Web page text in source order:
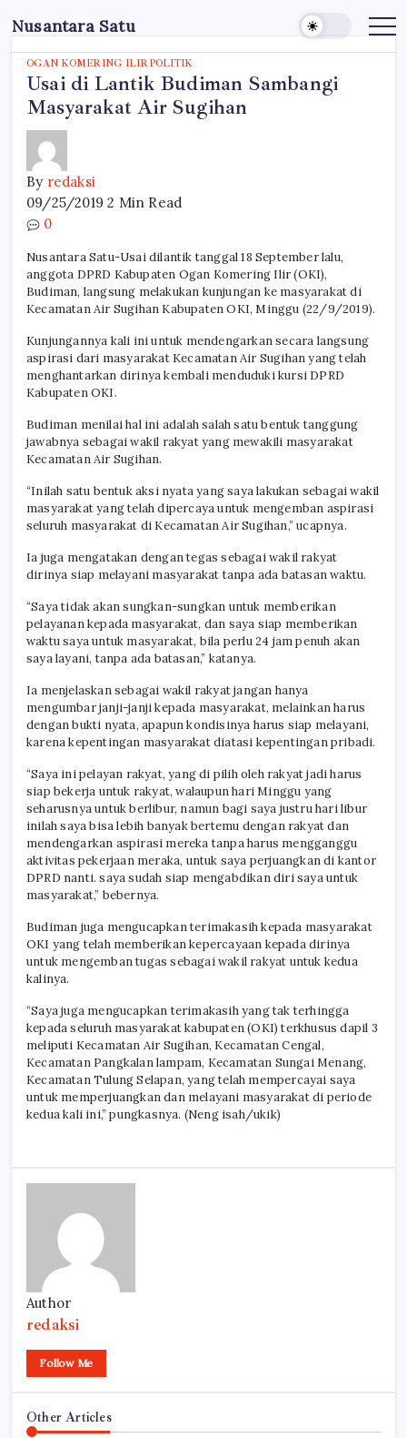
to
content
Nusantara Satu
Berita
Nusantara
OGAN KOMERING ILIRPOLITIK
Usai di Lantik Budiman Sambangi
Masyarakat Air Sugihan
By redaksi
09/25/20192 Min Read
0
Nusantara Satu-Usai dilantik tanggal 18 September lalu,
anggota DPRD Kabupaten Ogan Komering Ilir (OKI),
Budiman, langsung melakukan kunjungan ke masyarakat di
Kecamatan Air Sugihan Kabupaten OKI, Minggu (22/9/2019).
Kunjungannya kali ini untuk mendengarkan secara langsung
aspirasi dari masyarakat Kecamatan Air Sugihan yang telah
menghantarkan dirinya kembali menduduki kursi DPRD
Kabupaten OKI.
Budiman menilai hal ini adalah salah satu bentuk tanggung
jawabnya sebagai wakil rakyat yang mewakili masyarakat
Kecamatan Air Sugihan.
“Inilah satu bentuk aksi nyata yang saya lakukan sebagai wakil
masyarakat yang telah dipercaya untuk mengemban aspirasi
seluruh masyarakat di Kecamatan Air Sugihan,” ucapnya.
Ia juga mengatakan dengan tegas sebagai wakil rakyat
dirinya siap melayani masyarakat tanpa ada batasan waktu.
“Saya tidak akan sungkan-sungkan untuk memberikan
pelayanan kepada masyarakat, dan saya siap memberikan
waktu saya untuk masyarakat, bila perlu 24 jam penuh akan
saya layani, tanpa ada batasan,” katanya.
Ia menjelaskan sebagai wakil rakyat jangan hanya
mengumbar janji-janji kepada masyarakat, melainkan harus
dengan bukti nyata, apapun kondisinya harus siap melayani,
karena kepentingan masyarakat diatasi kepentingan pribadi.
“Saya ini pelayan rakyat, yang di pilih oleh rakyat jadi harus
siap bekerja untuk rakyat, walaupun hari Minggu yang
seharusnya untuk berlibur, namun bagi saya justru hari libur
inilah saya bisa lebih banyak bertemu dengan rakyat dan
mendengarkan aspirasi mereka tanpa harus mengganggu
aktivitas pekerjaan meraka, untuk saya perjuangkan di kantor
DPRD nanti. saya sudah siap mengabdikan diri saya untuk
masyarakat,” bebernya.
Budiman juga mengucapkan terimakasih kepada masyarakat
OKI yang telah memberikan kepercayaan kepada dirinya
untuk mengemban tugas sebagai wakil rakyat untuk kedua
kalinya.
“Saya juga mengucapkan terimakasih yang tak terhingga
kepada seluruh masyarakat kabupaten (OKI) terkhusus dapil 3
meliputi Kecamatan Air Sugihan, Kecamatan Cengal,
Kecamatan Pangkalan lampam, Kecamatan Sungai Menang,
Kecamatan Tulung Selapan, yang telah mempercayai saya
untuk memperjuangkan dan melayani masyarakat di periode
kedua kali ini,” pungkasnya. (Neng isah/ukik)
Author
redaksi
Follow Me
Other Articles